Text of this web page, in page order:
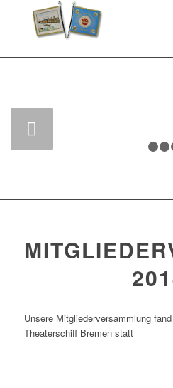
Unsere Mitgliederversammlung
Theaterschiff Bremen statt